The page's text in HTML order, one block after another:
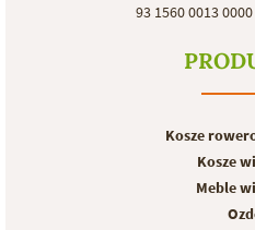
93 1560 0013
Kosze
Kosze
Meble